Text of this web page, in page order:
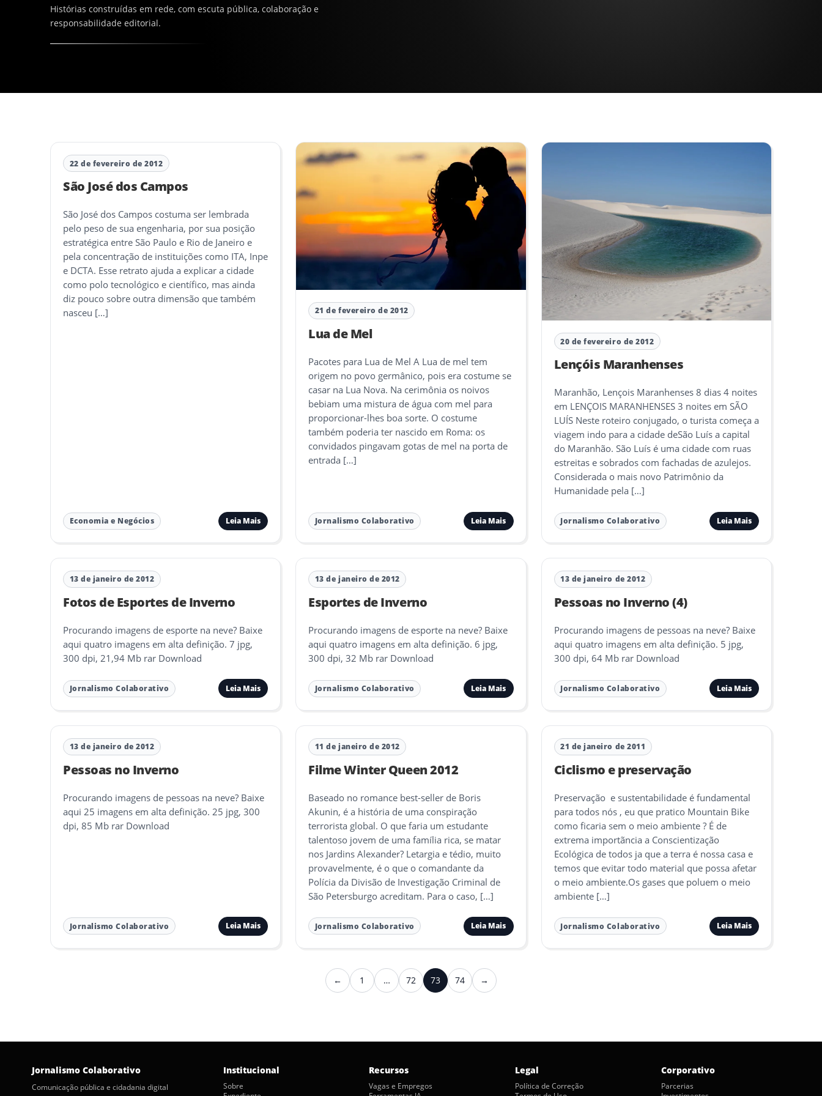
Histórias construídas em rede, com escuta pública, colaboração e
responsabilidade editorial.
22 de fevereiro de 2012
São José dos Campos
São José dos Campos costuma ser lembrada
pelo peso de sua engenharia, por sua posição
estratégica entre São Paulo e Rio de Janeiro e
pela concentração de instituições como ITA, Inpe
e DCTA. Esse retrato ajuda a explicar a cidade
como polo tecnológico e científico, mas ainda
diz pouco sobre outra dimensão que também
nasceu […]
Economia e Negócios Leia Mais
21 de fevereiro de 2012
Lua de Mel
Pacotes para Lua de Mel A Lua de mel tem
origem no povo germânico, pois era costume se
casar na Lua Nova. Na cerimônia os noivos
bebiam uma mistura de água com mel para
proporcionar-lhes boa sorte. O costume
também poderia ter nascido em Roma: os
convidados pingavam gotas de mel na porta de
entrada […]
Jornalismo Colaborativo Leia Mais
20 de fevereiro de 2012
Lençóis Maranhenses
Maranhão, Lençois Maranhenses 8 dias 4 noites
em LENÇOIS MARANHENSES 3 noites em SÃO
LUÍS Neste roteiro conjugado, o turista começa a
viagem indo para a cidade deSão Luís a capital
do Maranhão. São Luís é uma cidade com ruas
estreitas e sobrados com fachadas de azulejos.
Considerada o mais novo Patrimônio da
Humanidade pela […]
Jornalismo Colaborativo Leia Mais
13 de janeiro de 2012
Fotos de Esportes de Inverno
Procurando imagens de esporte na neve? Baixe
aqui quatro imagens em alta definição. 7 jpg,
300 dpi, 21,94 Mb rar Download
Jornalismo Colaborativo Leia Mais
13 de janeiro de 2012
Esportes de Inverno
Procurando imagens de esporte na neve? Baixe
aqui quatro imagens em alta definição. 6 jpg,
300 dpi, 32 Mb rar Download
Jornalismo Colaborativo Leia Mais
13 de janeiro de 2012
Pessoas no Inverno (4)
Procurando imagens de pessoas na neve? Baixe
aqui quatro imagens em alta definição. 5 jpg,
300 dpi, 64 Mb rar Download
Jornalismo Colaborativo Leia Mais
13 de janeiro de 2012
Pessoas no Inverno
Procurando imagens de pessoas na neve? Baixe
aqui 25 imagens em alta definição. 25 jpg, 300
dpi, 85 Mb rar Download
Jornalismo Colaborativo Leia Mais
11 de janeiro de 2012
Filme Winter Queen 2012
Baseado no romance best-seller de Boris
Akunin, é a história de uma conspiração
terrorista global. O que faria um estudante
talentoso jovem de uma família rica, se matar
nos Jardins Alexander? Letargia e tédio, muito
provavelmente, é o que o comandante da
Polícia da Divisão de Investigação Criminal de
São Petersburgo acreditam. Para o caso, […]
Jornalismo Colaborativo Leia Mais
21 de janeiro de 2011
Ciclismo e preservação
Preservação e sustentabilidade é fundamental
para todos nós , eu que pratico Mountain Bike
como ficaria sem o meio ambiente ? É de
extrema importãncia a Conscientização
Ecológica de todos ja que a terra é nossa casa e
temos que evitar todo material que possa afetar
o meio ambiente.Os gases que poluem o meio
ambiente […]
Jornalismo Colaborativo Leia Mais
←Anterior
1 … 72 73 74 →Próximo
Jornalismo Colaborativo
Comunicação pública e cidadania digital
Institucional
Sobre
Recursos
Vagas e Empregos
Legal
Política de Correção
Corporativo
Parcerias